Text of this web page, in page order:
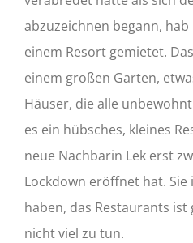
abzuzeichnen begann,
einem Resort gemietet.
einem großen Garten,
Häuser, die alle
es ein hübsches, kleines
neue Nachbarin Lek erst
Lockdown eröffnet hat.
haben, das Restaurants ist
nicht viel zu tun.